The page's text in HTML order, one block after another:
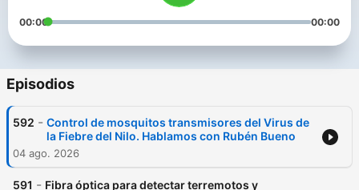
00:00 00:00
Episodios
592 - Control de mosquitos transmisores del Virus de
la Fiebre del Nilo. Hablamos con Rubén Bueno
04 ago. 2026
591 - Fibra óptica para detectar terremotos y